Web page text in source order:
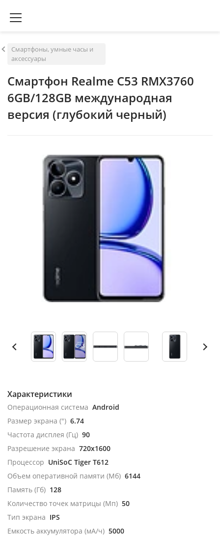
Смартфоны, умные часы и
аксессуары
Смартфон Realme C53 RMX3760
6GB/128GB международная
версия (глубокий черный)
Характеристики
Операционная система Android
Размер экрана (") 6.74
Частота дисплея (Гц) 90
Разрешение экрана 720x1600
Процессор UniSoC Tiger T612
Объем оперативной памяти (Мб) 6144
Память (Гб) 128
Количество точек матрицы (Мп) 50
Тип экрана IPS
Емкость аккумулятора (мА/ч) 5000